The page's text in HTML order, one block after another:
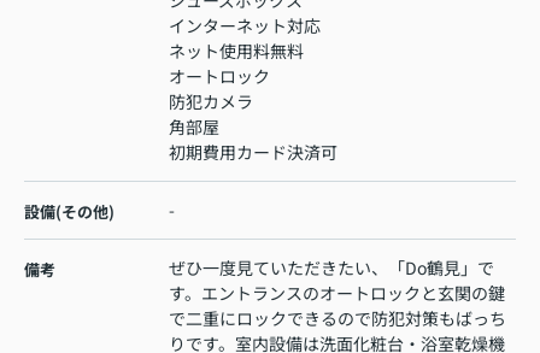
インターネット対応
ネット使用料無料
オートロック
防犯カメラ
角部屋
初期費用カード決済可
設備(その他) -
備考
ぜひ一度見ていただきたい、「Do鶴見」で
す。エントランスのオートロックと玄関の鍵
で二重にロックできるので防犯対策もばっち
りです。室内設備は洗面化粧台・浴室乾燥機